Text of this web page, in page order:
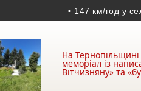
• 147 км/год у селищі
На Тернопільщині
меморіал із
Вітчизняну» та